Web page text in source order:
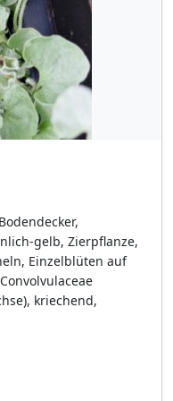
(14)
(7)
Stängeln
gelb, Zierpflanze,
Einzelblüten auf
kriechend,